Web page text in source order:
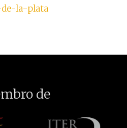
la-plata
de